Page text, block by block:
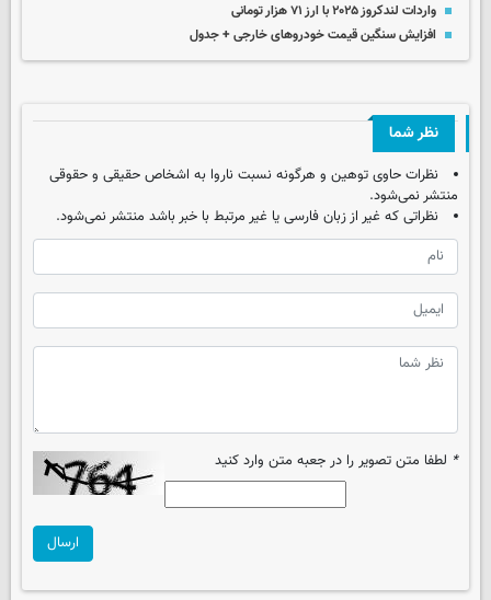
واردات لندکروز ۲۰۲۵ با ارز ۷۱ هزار تومانی
افزایش سنگین قیمت‌ خودروهای خارجی + جدول
نظر شما
نظرات حاوی توهین و هرگونه نسبت ناروا به اشخاص حقیقی و حقوقی
منتشر نمی‌شود.
نظراتی که غیر از زبان فارسی یا غیر مرتبط با خبر باشد منتشر نمی‌شود.
* لطفا متن تصویر را در جعبه متن وارد کنید
ارسال